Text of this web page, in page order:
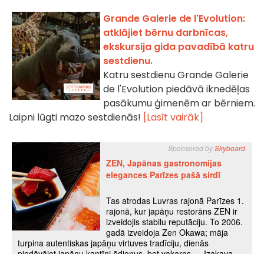
Grande Galerie de l'Evolution:
atklājiet bērnu darbnīcas,
ekskursija gida pavadībā katru
sestdienu.
Katru sestdienu Grande Galerie
de l'Evolution piedāvā iknedēļas
pasākumu ģimenēm ar bērniem.
Laipni lūgti mazo sestdienās! [Lasīt vairāk]